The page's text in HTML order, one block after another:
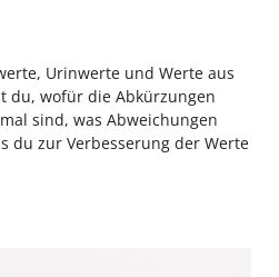
Urinwerte und Werte aus
du, wofür die Abkürzungen
sind, was Abweichungen
du zur Verbesserung der Werte